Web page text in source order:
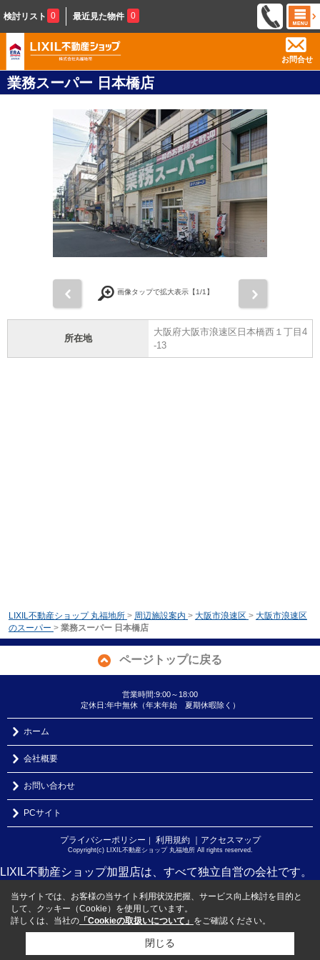
検討リスト 0 最近見た物件 0
お問合せ
業務スーパー 日本橋店
画像タップで拡大表示【1/1】
所在地
大阪府大阪市浪速区日本橋西１丁目4
-13
LIXIL不動産ショップ 丸福地所 > 周辺施設案内 > 大阪市浪速区 > 大阪市浪速区
のスーパー > 業務スーパー 日本橋店
ページトップに戻る
営業時間:9:00～18:00
定休日:年中無休（年末年始 夏期休暇除く）
ホーム
会社概要
お問い合わせ
PCサイト
プライバシーポリシー ｜ 利用規約 ｜アクセスマップ
Copyright(c) LIXIL不動産ショップ 丸福地所 All rights reserved.
LIXIL不動産ショップ加盟店は、すべて独立自営の会社です。
当サイトでは、お客様の当サイト利用状況把握、サービス向上検討を目的と
して、クッキー（Cookie）を使用しています。
詳しくは、当社の 「Cookieの取扱いについて」 をご確認ください。
閉じる